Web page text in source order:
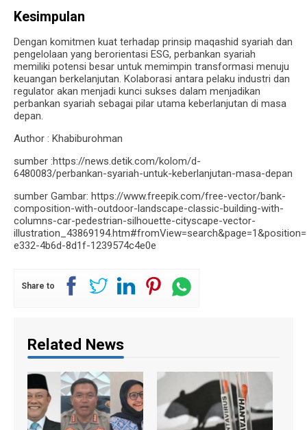
Kesimpulan
Dengan komitmen kuat terhadap prinsip maqashid syariah dan
pengelolaan yang berorientasi ESG, perbankan syariah
memiliki potensi besar untuk memimpin transformasi menuju
keuangan berkelanjutan. Kolaborasi antara pelaku industri dan
regulator akan menjadi kunci sukses dalam menjadikan
perbankan syariah sebagai pilar utama keberlanjutan di masa
depan.
Author : Khabiburohman
sumber :https://news.detik.com/kolom/d-
6480083/perbankan-syariah-untuk-keberlanjutan-masa-depan
sumber Gambar: https://www.freepik.com/free-vector/bank-
composition-with-outdoor-landscape-classic-building-with-
columns-car-pedestrian-silhouette-cityscape-vector-
e332-4b6d-8d1f-1239574c4e0e
Share to
Related News